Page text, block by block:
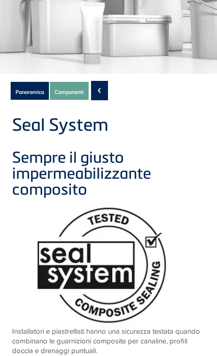
Subnavigation
of
current
Product
Panoramica Componenti ‹
Seal System
Sempre il giusto
impermeabilizzante
composito
Installatori e piastrellisti hanno una sicurezza testata quando
combinano le guarnizioni composite per canaline, profili
doccia e drenaggi puntuali.